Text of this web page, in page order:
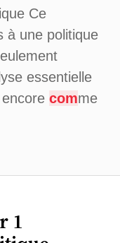
Ce
à une politique
essentielle
comme
1